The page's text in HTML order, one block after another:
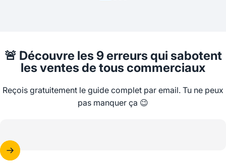
🚨 Découvre les 9 erreursqui sabotent
les ventes de tous commerciaux
Reçois gratuitement le guide complet par email. Tu ne peux
pas manquer ça 😉